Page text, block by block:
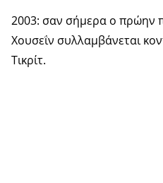
2003: σαν σήμερα ο πρώην
Χουσεΐν συλλαμβάνεται
Τικρίτ.